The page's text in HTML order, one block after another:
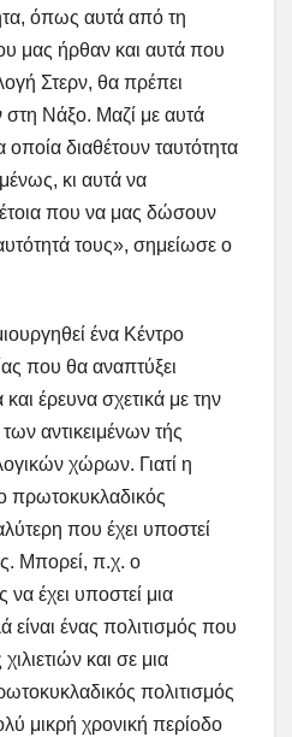
όπως αυτά από τη
μας ήρθαν και αυτά που
Στερν, θα πρέπει
Νάξο. Μαζί με αυτά
οποία διαθέτουν ταυτότητα
κι αυτά να
που να μας δώσουν
τους», σημείωσε ο
ένα Κέντρο
που θα αναπτύξει
έρευνα σχετικά με την
αντικειμένων τής
χώρων. Γιατί η
πρωτοκυκλαδικός
που έχει υποστεί
Μπορεί, π.χ. ο
να έχει υποστεί μια
είναι ένας πολιτισμός που
και σε μια
πολιτισμός
μικρή χρονική περίοδο